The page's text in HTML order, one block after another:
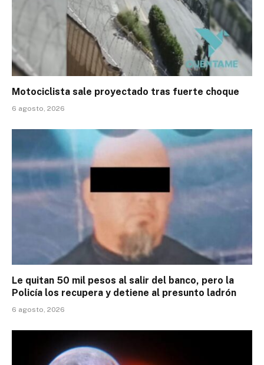
Motociclista sale proyectado tras fuerte choque
6 agosto, 2026
Le quitan 50 mil pesos al salir del banco, pero la
Policía los recupera y detiene al presunto ladrón
6 agosto, 2026